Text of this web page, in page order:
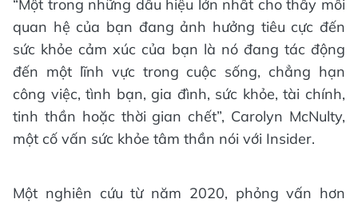
“Một trong những dấu hiệu lớn nhất cho thấy mối
quan hệ của bạn đang ảnh hưởng tiêu cực đến
sức khỏe cảm xúc của bạn là nó đang tác động
đến một lĩnh vực trong cuộc sống, chẳng hạn
công việc, tình bạn, gia đình, sức khỏe, tài chính,
tinh thần hoặc thời gian chết”, Carolyn McNulty,
một cố vấn sức khỏe tâm thần nói với Insider.
Một nghiên cứu từ năm 2020, phỏng vấn hơn